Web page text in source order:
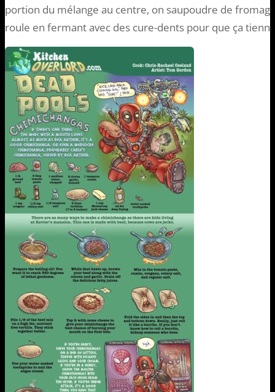
portion du mélange au centre, on saupoudre de
roule en fermant avec des cure-dents pour que ça